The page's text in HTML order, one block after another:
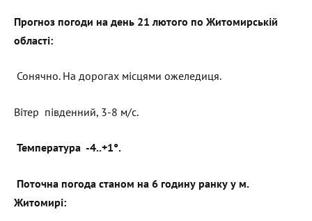
Прогноз погоди на день 21 лютого по Житомирській
області:
Сонячно. На дорогах місцями ожеледиця.
Вітер південний, 3-8 м/с.
Температура -4..+1°.
Поточна погода станом на 6 годину ранку у м.
Житомирі: